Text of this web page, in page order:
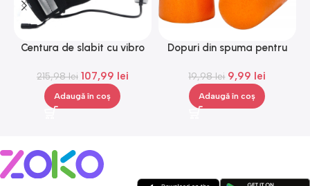
Centura de slabit cu vibro
telecomanda, negru
215,98lei 107,99 lei
Adaugă în coș
Dopuri din spuma pentru
19,98lei 9,99 lei
Adaugă în coș